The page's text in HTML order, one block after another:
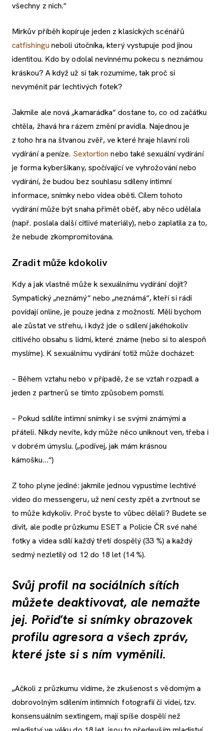
všechny z nich.“
Mirkův příběh kopíruje jeden z klasických scénářů
catfishingu neboli útočníka, který vystupuje pod jinou
identitou. Kdo by odolal nevinnému pokecu s neznámou
kráskou? A když už si tak rozumíme, tak proč si
nevyměnit pár lechtivých fotek?
Jakmile ale nová „kamarádka“ dostane to, co od začátku
chtěla, žhavá hra rázem změní pravidla. Najednou je
z toho hra na štvanou zvěř, ve které hraje hlavní roli
vydírání a peníze. Sextortion nebo také sexuální vydírání
je forma kyberšikany, spočívající ve vyhrožování nebo
vydírání, že budou bez souhlasu sdíleny intimní
informace, snímky nebo videa oběti. Cílem tohoto
vydírání může být snaha přimět oběť, aby něco udělala
(např. poslala další citlivé materiály), nebo zaplatila za to,
že nebude zkompromitována.
Zradit může kdokoliv
Kdy a jak vlastně může k sexuálnímu vydírání dojít?
Sympatický „neznámý“ nebo „neznámá“, kteří si rádi
povídají online, je pouze jedna z možností. Měli bychom
ale zůstat ve střehu, i když jde o sdílení jakéhokoliv
citlivého obsahu s lidmi, které známe (nebo si to alespoň
myslíme). K sexuálnímu vydírání totiž může docházet:
– Během vztahu nebo v případě, že se vztah rozpadl a
jeden z partnerů se tímto způsobem pomstí.
– Pokud sdílíte intimní snímky i se svými známými a
přáteli. Nikdy nevíte, kdy může něco uniknout ven, třeba i
v dobrém úmyslu. („podívej, jak mám krásnou
kámošku…“)
Z toho plyne jediné: jakmile jednou vypustíme lechtivé
video do messengeru, už není cesty zpět a zvrtnout se
to může kdykoliv. Proč byste to vůbec dělali? Budete se
divit, ale podle průzkumu ESET a Policie ČR své nahé
fotky a videa sdílí každý třetí dospělý (33 %) a každý
sedmý nezletilý od 12 do 18 let (14 %).
Svůj profil na sociálních sítích
můžete deaktivovat, ale nemažte
jej. Pořiďte si snímky obrazovek
profilu agresora a všech zpráv,
které jste si s ním vyměnili.
„Ačkoli z průzkumu vidíme, že zkušenost s vědomým a
dobrovolným sdílením intimních fotografií či videí, tzv.
konsensuálním sextingem, mají spíše dospělí než